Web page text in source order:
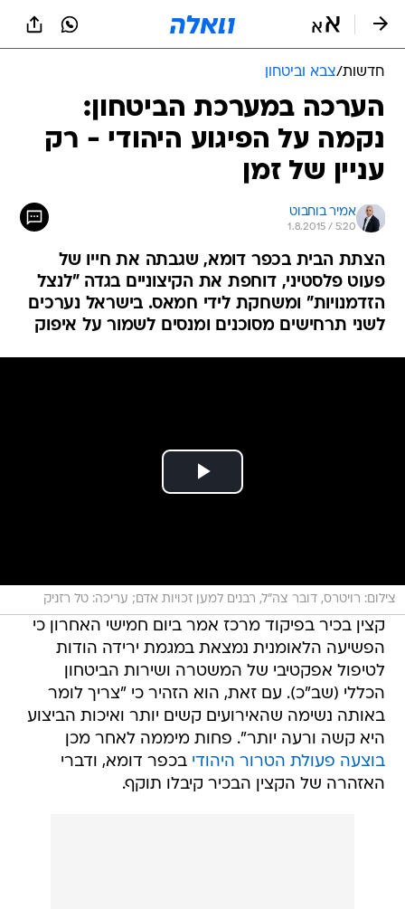
חדשות/צבא וביטחון
הערכה במערכת הביטחון:
נקמה על הפיגוע היהודי - רק
עניין של זמן
אמיר בוחבוט
1.8.2015 / 5:20
הצתת הבית בכפר דומא, שגבתה את חייו של
פעוט פלסטיני, דוחפת את הקיצוניים בגדה "לנצל
הזדמנויות" ומשחקת לידי חמאס. בישראל נערכים
לשני תרחישים מסוכנים ומנסים לשמור על איפוק
צילום: רויטרס, דובר צה"ל, רבנים למען זכויות אדם; עריכה: טל רזניק
קצין בכיר בפיקוד מרכז אמר ביום חמישי האחרון כי
הפשיעה הלאומנית נמצאת במגמת ירידה הודות
לטיפול אפקטיבי של המשטרה ושירות הביטחון
הכללי (שב"כ). עם זאת, הוא הזהיר כי "צריך לומר
באותה נשימה שהאירועים קשים יותר ואיכות הביצוע
היא קשה ורעה יותר". פחות מיממה לאחר מכן
בוצעה פעולת הטרור היהודי בכפר דומא, ודברי
האזהרה של הקצין הבכיר קיבלו תוקף.